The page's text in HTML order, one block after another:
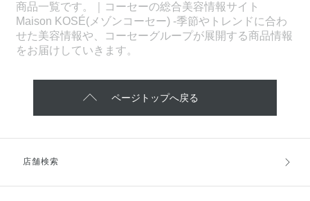
商品一覧です。｜コーセーの総合美容情報サイト
Maison KOSÉ(メゾンコーセー) -季節やトレンドに合わ
せた美容情報や、コーセーグループが展開する商品情報
をお届けしていきます。
ページトップへ戻る
店舗検索